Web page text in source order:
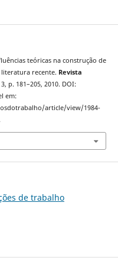
teóricas na construção de
recente. Revista
p. 181–205, 2010. DOI:
em:
article/view/1984-
de trabalho